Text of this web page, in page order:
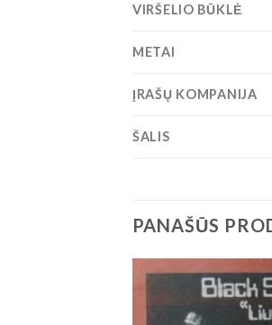
VIRŠELIO BŪKLĖ
METAI
ĮRAŠŲ KOMPANIJA
ŠALIS
PANAŠŪS